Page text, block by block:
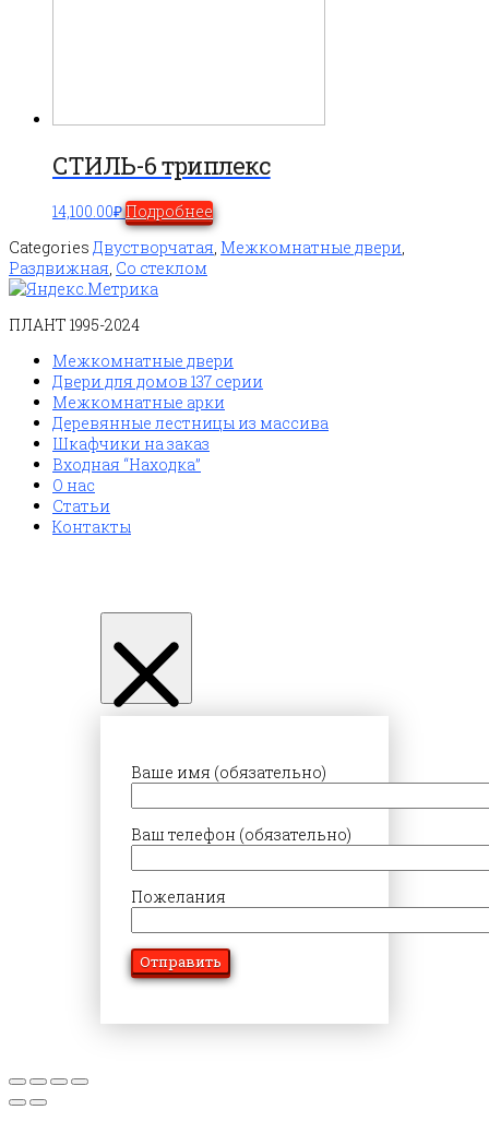
СТИЛЬ-6 триплекс
14,100.00₽ Подробнее
Categories Двустворчатая, Межкомнатные двери,
Раздвижная, Со стеклом
ПЛАНТ 1995-2024
Межкомнатные двери
Двери для домов 137 серии
Межкомнатные арки
Деревянные лестницы из массива
Шкафчики на заказ
Входная “Находка”
О нас
Статьи
Контакты
Ваше имя (обязательно)
Ваш телефон (обязательно)
Пожелания